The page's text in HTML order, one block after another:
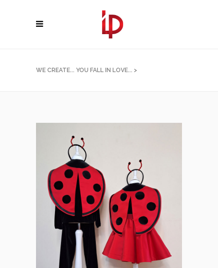
WE CREATE... YOU FALL IN LOVE... >